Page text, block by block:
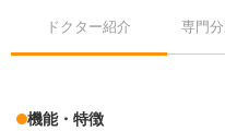
ドクター紹介 専門
機能・特徴